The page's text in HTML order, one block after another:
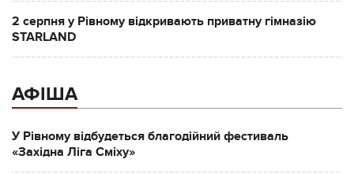
2 серпня у Рівному відкривають приватну гімназію
STARLAND
АФІША
У Рівному відбудеться благодійний фестиваль
«Західна Ліга Сміху»